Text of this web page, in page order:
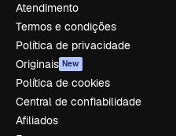
Atendimento
Termos e condições
Política de privacidade
Originais New
Política de cookies
Central de confiabilidade
Afiliados